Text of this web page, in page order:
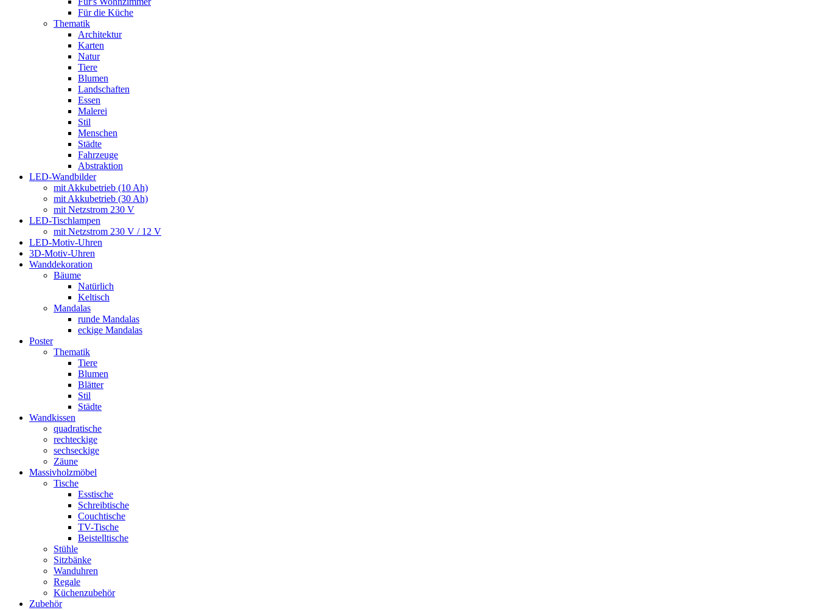
Für die Küche
Thematik
Architektur
Karten
Natur
Tiere
Blumen
Landschaften
Essen
Malerei
Stil
Menschen
Städte
Fahrzeuge
Abstraktion
LED-Wandbilder
mit Akkubetrieb (10 Ah)
mit Akkubetrieb (30 Ah)
mit Netzstrom 230 V
LED-Tischlampen
mit Netzstrom 230 V / 12 V
LED-Motiv-Uhren
3D-Motiv-Uhren
Wanddekoration
Bäume
Natürlich
Keltisch
Mandalas
runde Mandalas
eckige Mandalas
Poster
Thematik
Tiere
Blumen
Blätter
Stil
Städte
Wandkissen
quadratische
rechteckige
sechseckige
Zäune
Massivholzmöbel
Tische
Esstische
Schreibtische
Couchtische
TV-Tische
Beistelltische
Stühle
Sitzbänke
Wanduhren
Regale
Küchenzubehör
Zubehör